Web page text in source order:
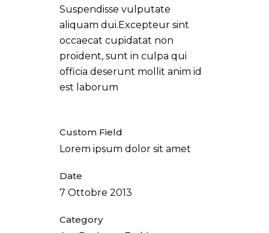
Suspendisse vulputate
aliquam dui.Excepteur sint
occaecat cupidatat non
proident, sunt in culpa qui
officia deserunt mollit anim id
est laborum
Custom Field
Lorem ipsum dolor sit amet
Date
7 Ottobre 2013
Category